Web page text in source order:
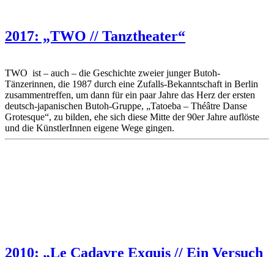
2017: „TWO // Tanztheater“
TWO ist – auch – die Geschichte zweier junger Butoh-
Tänzerinnen, die 1987 durch eine Zufalls-Bekanntschaft in Berlin
zusammentreffen, um dann für ein paar Jahre das Herz der ersten
deutsch-japanischen Butoh-Gruppe, „Tatoeba – Théâtre Danse
Grotesque“, zu bilden, ehe sich diese Mitte der 90er Jahre auflöste
und die KünstlerInnen eigene Wege gingen.
2010: „Le Cadavre Exquis // Ein Versuch